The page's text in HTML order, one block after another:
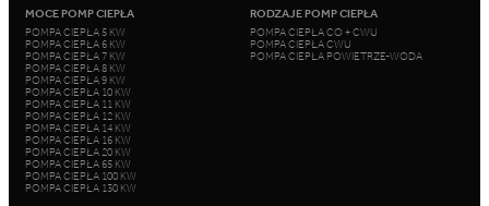
MOCE POMP CIEPŁA
POMPA CIEPŁA 5 KW
POMPA CIEPŁA 6 KW
POMPA CIEPŁA 7 KW
POMPA CIEPŁA 8 KW
POMPA CIEPŁA 9 KW
POMPA CIEPŁA 10 KW
POMPA CIEPŁA 11 KW
POMPA CIEPŁA 12 KW
POMPA CIEPŁA 14 KW
POMPA CIEPŁA 16 KW
POMPA CIEPŁA 20 KW
POMPA CIEPŁA 65 KW
POMPA CIEPŁA 100 KW
POMPA CIEPŁA 130 KW
RODZAJE POMP CIEPŁA
POMPA CIEPŁA CO + CWU
POMPA CIEPŁA CWU
POMPA CIEPŁA POWIETRZE-WODA